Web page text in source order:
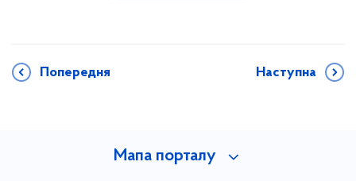
Попередня Наступна
Мапа порталу